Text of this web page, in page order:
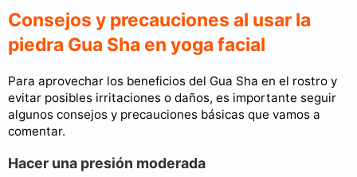
Consejos y precauciones al usar la
piedra Gua Sha en yoga facial
Para aprovechar los beneficios del Gua Sha en el rostro y
evitar posibles irritaciones o daños, es importante seguir
algunos consejos y precauciones básicas que vamos a
comentar.
Hacer una presión moderada